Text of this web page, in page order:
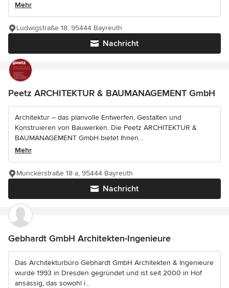
Mehr
Nachricht
Ludwigstraße 18, 95444 Bayreuth
Peetz ARCHITEKTUR & BAUMANAGEMENT GmbH
Architektur – das planvolle Entwerfen, Gestalten und
Konstruieren von Bauwerken. Die Peetz ARCHITEKTUR &
BAUMANAGEMENT GmbH bietet Ihnen...
Mehr
Nachricht
Munckerstraße 18 a, 95444 Bayreuth
Gebhardt GmbH Architekten-Ingenieure
Das Architekturbüro Gebhardt GmbH Architekten & Ingenieure
wurde 1993 in Dresden gegründet und ist seit 2000 in Hof
ansässig, das sowohl i...